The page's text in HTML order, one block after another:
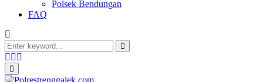
Polsek Bendungan
FAQ
Search
for:
Search
Facebook
Twitter
Primary
Menu